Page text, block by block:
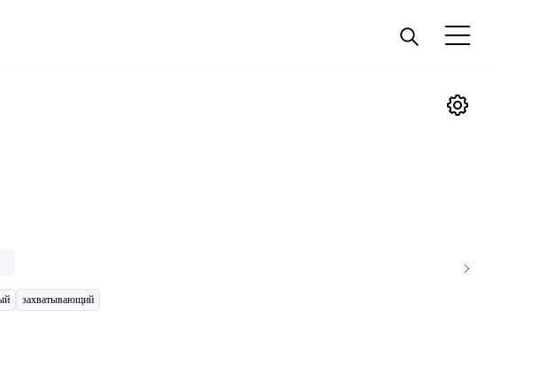
захватывающий